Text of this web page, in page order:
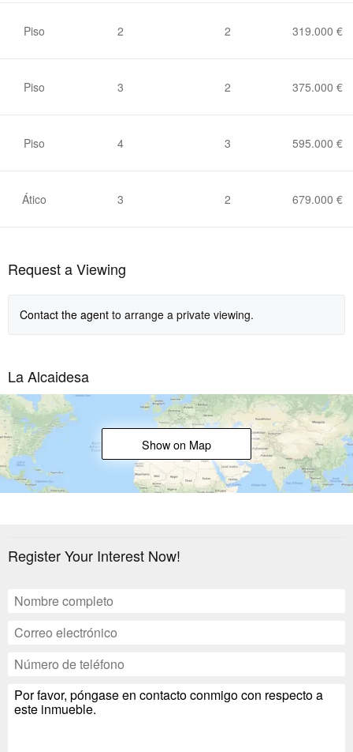
Piso 2 2 319.000 €
Piso 3 2 375.000 €
Piso 4 3 595.000 €
Ático 3 2 679.000 €
Request a Viewing
Contact the agent to arrange a private viewing.
La Alcaidesa
Show on Map
Register Your Interest Now!